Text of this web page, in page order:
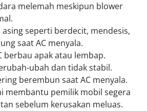
melemah meskipun blower
seperti berdecit, mendesis,
saat AC menyala.
berbau apak atau lembap.
ubah dan tidak stabil.
berembun saat AC menyala.
membantu pemilik mobil segera
sebelum kerusakan meluas.